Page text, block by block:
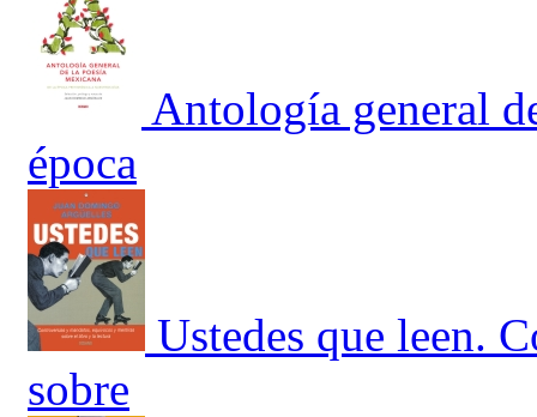
Antología general
época
Ustedes que leen.
sobre